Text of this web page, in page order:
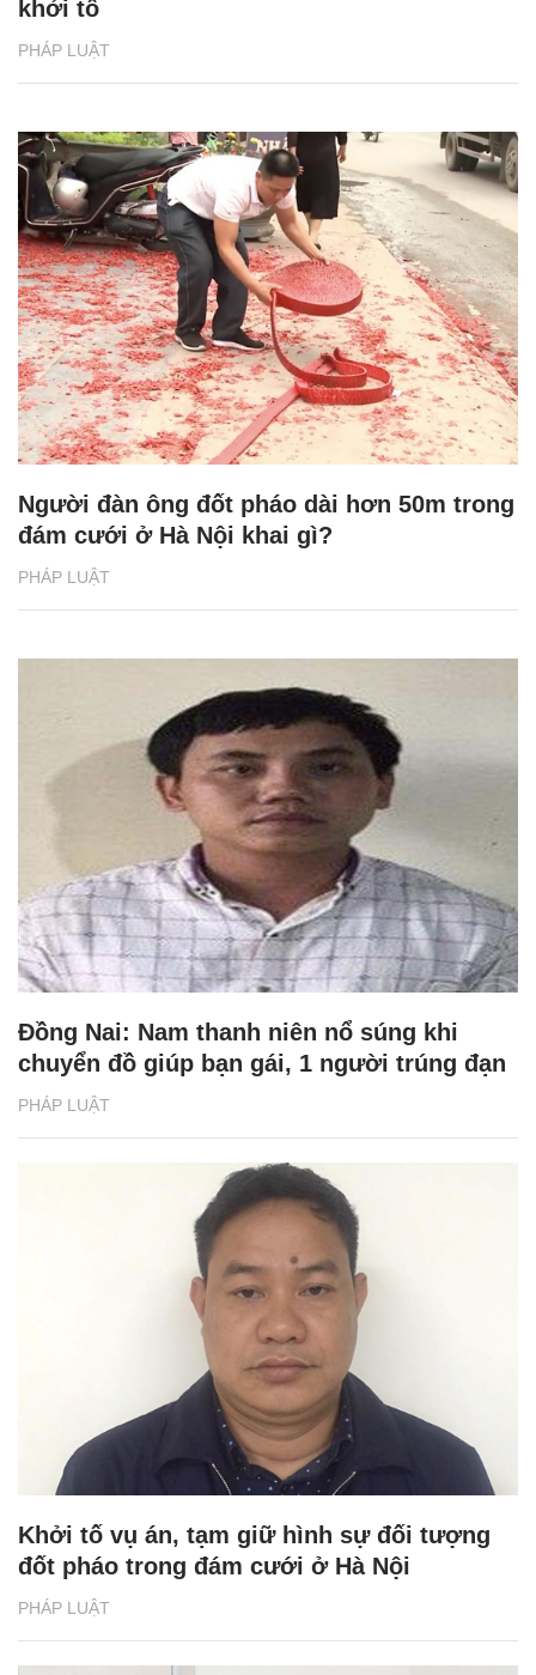
PHÁP LUẬT
khởi tố
PHÁP LUẬT
Người đàn ông đốt pháo dài hơn 50m trong
đám cưới ở Hà Nội khai gì?
PHÁP LUẬT
Đồng Nai: Nam thanh niên nổ súng khi
chuyển đồ giúp bạn gái, 1 người trúng đạn
PHÁP LUẬT
Khởi tố vụ án, tạm giữ hình sự đối tượng
đốt pháo trong đám cưới ở Hà Nội